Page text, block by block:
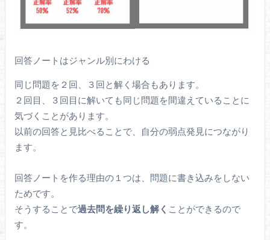
回答ノートはジャンル別にわける
同じ問題を２回、３回と解く場合もあります。
２回目、３回目に解いても同じ問題を間違えていることに
気づくことがあります。
以前の回答と見比べることで、自分の弱点発見につながり
ます。
回答ノートを作る理由の１つは、問題に書き込みをしない
ためです。
そうすることで過去問を繰り返し解く ことができるので
す。